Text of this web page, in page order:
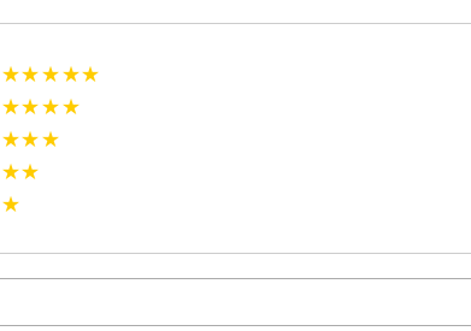
★★★★★
★★★★
★★★
★★
★